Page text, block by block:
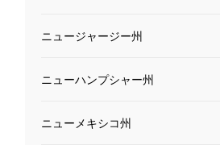
ニュージャージー州
ニューハンプシャー州
ニューメキシコ州